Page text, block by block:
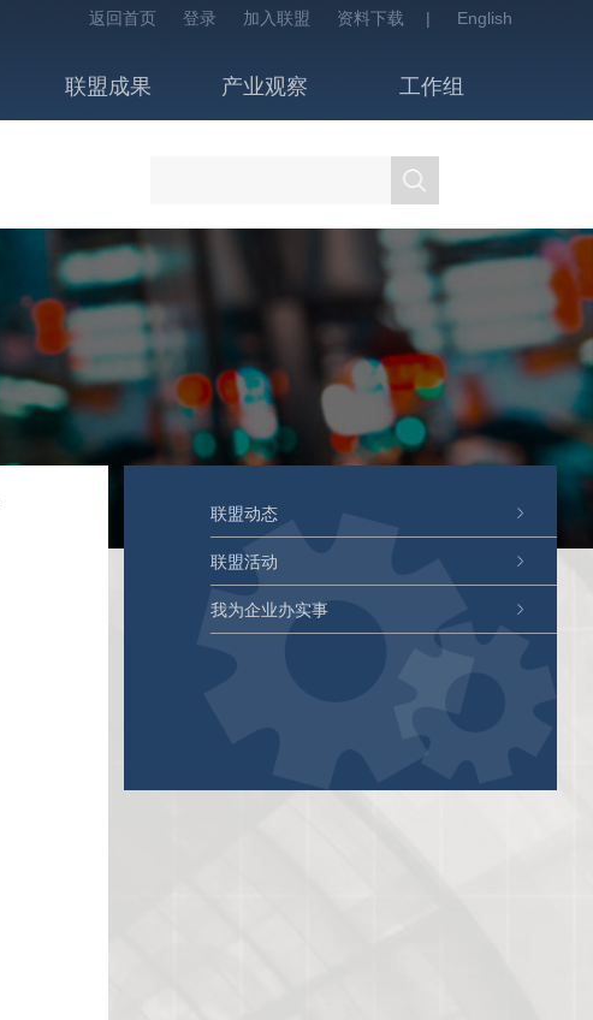
返回首页 登录 加入联盟 资料下载 | English
联盟成果 产业观察
工作组
联盟动态
联盟活动
我为企业办实事